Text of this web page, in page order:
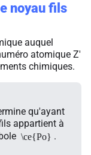
noyau fils
auquel
atomique Z'
chimiques.
qu'ayant
appartient à
\ce{Po} .